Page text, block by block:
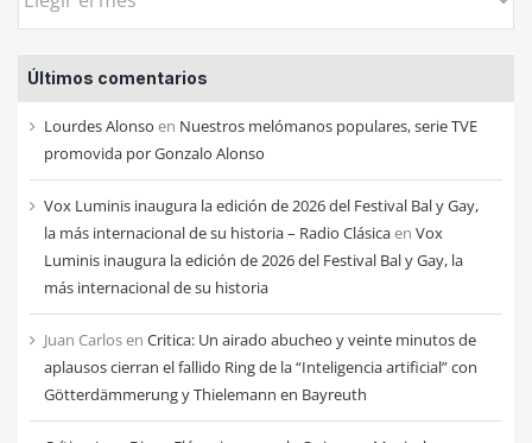
entradas
de
cada
mes
Últimos comentarios
Lourdes Alonso en Nuestros melómanos populares, serie TVE
promovida por Gonzalo Alonso
Vox Luminis inaugura la edición de 2026 del Festival Bal y Gay,
la más internacional de su historia – Radio Clásicaen Vox
Luminis inaugura la edición de 2026 del Festival Bal y Gay, la
más internacional de su historia
Juan Carlosen Critica: Un airado abucheo y veinte minutos de
aplausos cierran el fallido Ring de la “Inteligencia artificial” con
Götterdämmerung y Thielemann en Bayreuth